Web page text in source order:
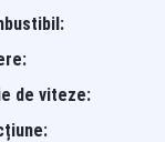
de viteze: